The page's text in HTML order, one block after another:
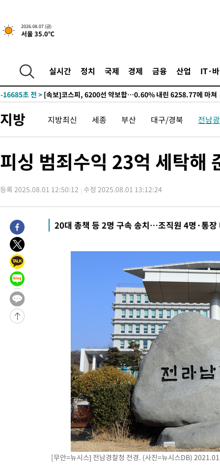
2026.08.07 (금)
서울 35.0℃
실시간 정치 국제 경제 금융 산업 IT·
-20889초 전 >SK하이닉스, 용인·청주 팹에 54조 투자…"AI 메모리 수요 선
응"
-17745초 전 >여자배구 이재영·이다영 자매, 아제르바이잔 투란VC 입단
-16732초 전 >
[속보]코스닥, 2.86포인트(0.36%) 내린 798.81마감
-16685초 전 >
-16665초 전 > [속보]원·달러 환율, 7.7원 내린 1416.1원 마감
-13644초 전 >
[속보]종합특검, '계엄 수용공간 확보' 신용해 前교정본부장
-12517초 전 >외신들도 주목한 韓축구 파문…"국민적 공분에 수사 재개"
-11510초 전 >[속보]규제합리화위원회 부위원장에 김태유 서울대 공대 교
-3193초 전 >[속보] 7월 중국 수출 23.9%↑ 수입 27.5%↑…무역총액
-353초 전 >[속보]'채상병 순직 책임' 임성근, 항소심도 징역 3년
-219초 전 >
[속보]종합특검, '관저이전 봐주기 감사' 유병호 구속기소
53분 전 >
민주 콩고 에볼라환자 4천명 돌파, 4053명 발생 1850명 사망
-24705초 전 >
-24669초 전 >
[속보]이 대통령, '호우피해' 안동·의성 관할 4개 면 특별재난
선포
-24632초 전 >
[단독]중수청 지원 검사들, 정원 초과 시 낮은 계급 임용…희망
갈 수도
-22603초 전 >
낮 최고 37도 찜통더위…곳곳 소나기·강원 많은 비[내일날씨]
-20909초 전 >
SK하이닉스, 용인·청주 팹에 54조 투자…"AI 메모리 수요 선
응"
-17765초 전 >
여자배구 이재영·이다영 자매, 아제르바이잔 투란VC 입단
외국인 심판 성 접대 7경기 들여다보니…한국 축구 '5승 2무'
[속보]코스닥, 2.86포인트(0.36%) 내린 798.81마감
[속보]코스피, 6200선 약보합…0.60% 내린 6258.77에 마쳐
[속보]원·달러 환율, 7.7원 내린 1416.1원 마감
[속보] 노원서 40.1도 관측…서울, 2018년 이후 첫 40도
[속보]종합특검, '계엄 수용공간 확보' 신용해 前교정본부장
외신들도 주목한 韓축구 파문…"국민적 공분에 수사 재개"
11시간 압수수색에 성접대 파문까지…'쑥대밭' 된 축구협회
[속보]규제합리화위원회 부위원장에 김태유 서울대 공대 교
[속보]국힘 윤리위, '돌려차기 발언' 진종오·서범수 징계 절차
지방 지방최신 세종 부산 대구/경북 전남
피싱 범죄수익 23억 세탁해
등록 2025.08.01 12:50:12 수정 2025.08.01 13:12:24
20대 총책 등 2명 구속 송치…조직원 4명·통장
[무안=뉴시스] 전남경찰청 전경. (사진=뉴시스DB)